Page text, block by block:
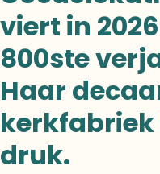
viert in
800ste
Haar
druk.